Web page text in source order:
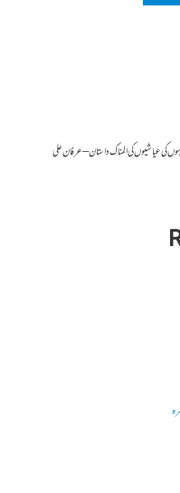
کی عیاشیوں کی المناک داستان – عرفان علی